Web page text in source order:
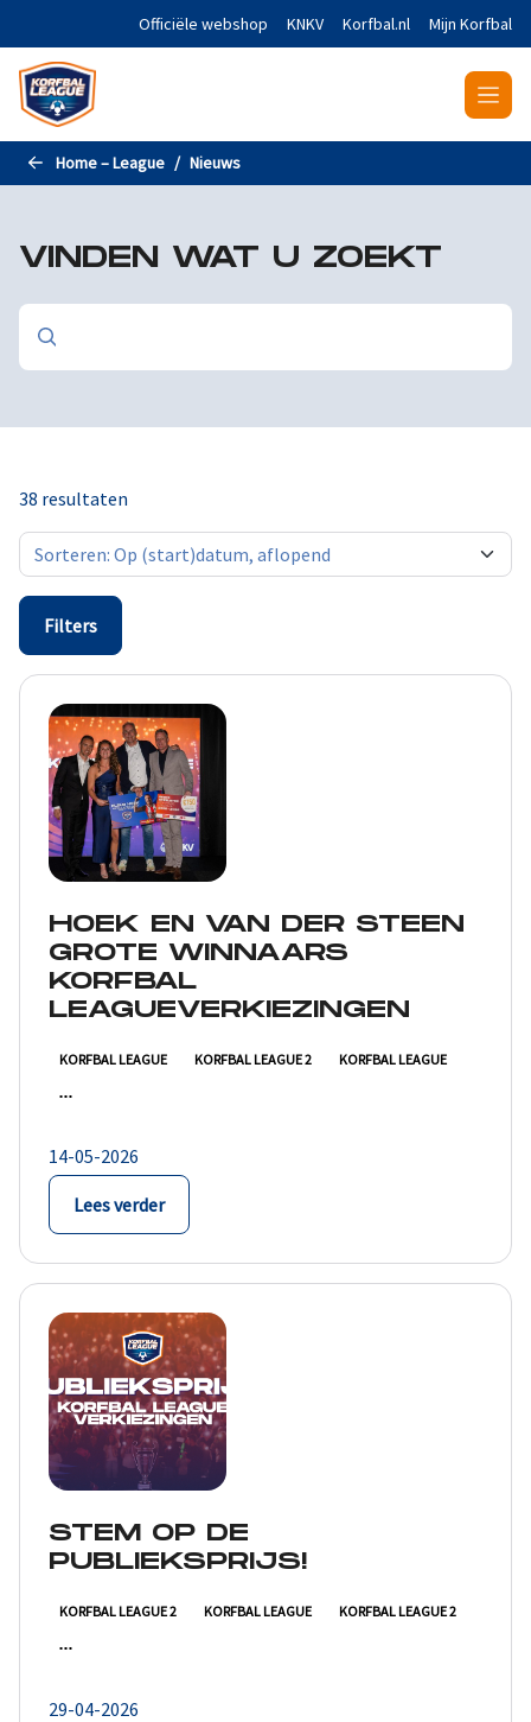
Naar de hoofdinhoud gaanOfficiële webshop KNKV Korfbal.nl Mijn Korfbal
Home – League Nieuws
VINDEN WAT U ZOEKT
38 resultaten
Filters
HOEK EN VAN DER STEEN
GROTE WINNAARS
KORFBAL
LEAGUEVERKIEZINGEN
KORFBAL LEAGUE KORFBAL LEAGUE 2 KORFBAL LEAGUE
14-05-2026
Lees verder
STEM OP DE
PUBLIEKSPRIJS!
KORFBAL LEAGUE 2 KORFBAL LEAGUE KORFBAL LEAGUE 2
29-04-2026